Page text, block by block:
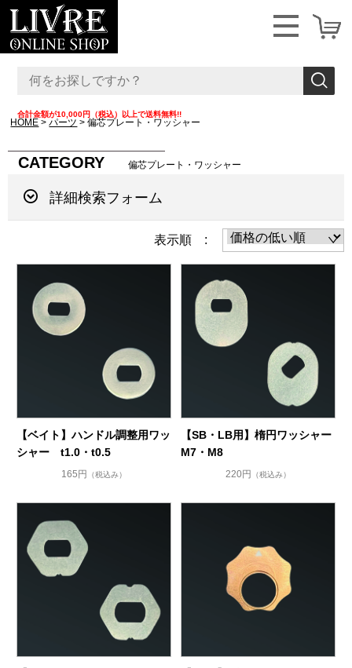
合計金額が10,000円（税込）以上で送料無料!!
HOME パーツ 偏芯プレート・ワッシャー
CATEGORY 偏芯プレート・ワッシャー
詳細検索フォーム
表示順 :
【ベイト】ハンドル調整用ワッ
シャー t1.0・t0.5
165円 （税込み）
【SB・LB用】楕円ワッシャー
M7・M8
220円 （税込み）